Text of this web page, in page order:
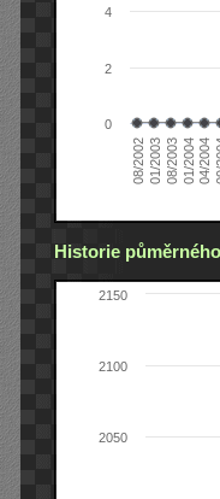
08/200201/200308/200301/200404/2004
0
2
4
Historie
2050
2100
2150